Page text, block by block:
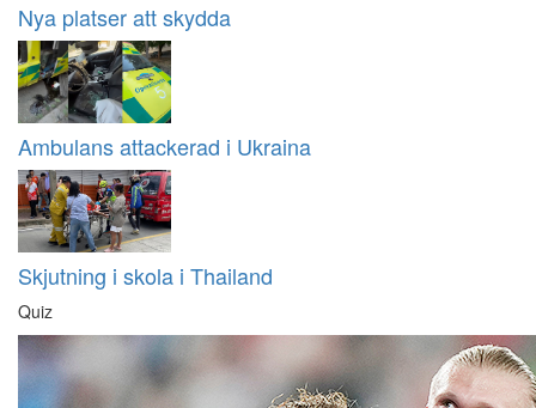
Nya platser att skydda
Ambulans attackerad i Ukraina
Skjutning i skola i Thailand
Quiz